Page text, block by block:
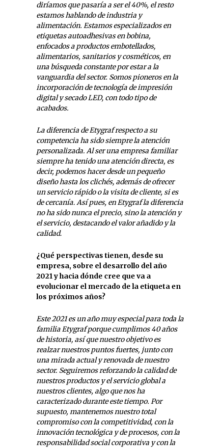
diríamos que pasaría a ser el 40%, el resto
estamos hablando de industria y
alimentación. Estamos especializados en
etiquetas autoadhesivas en bobina,
enfocados a productos embotellados,
alimentarios, sanitarios y cosméticos, en
una búsqueda constante por estar a la
vanguardia del sector. Somos pioneros en la
incorporación de tecnología de impresión
digital y secado LED, con todo tipo de
acabados.
La diferencia de Etygraf respecto a su
competencia ha sido siempre la atención
personalizada. Al ser una empresa familiar
siempre ha tenido una atención directa, es
decir, podemos hacer desde un pequeño
diseño hasta los clichés, además de ofrecer
un servicio rápido o la visita de cliente, si es
de cercanía. Así pues, en Etygraf la diferencia
no ha sido nunca el precio, sino la atención y
el servicio, destacando el valor añadido y la
calidad.
¿Qué perspectivas tienen, desde su
empresa, sobre el desarrollo del año
2021 y hacia dónde cree que va a
evolucionar el mercado de la etiqueta en
los próximos años?
Este 2021 es un año muy especial para toda la
familia Etygraf porque cumplimos 40 años
de historia, así que nuestro objetivo es
realzar nuestros puntos fuertes, junto con
una mirada actual y renovada de nuestro
sector. Seguiremos reforzando la calidad de
nuestros productos y el servicio global a
nuestros clientes, algo que nos ha
caracterizado durante este tiempo. Por
supuesto, mantenemos nuestro total
compromiso con la competitividad, con la
innovación tecnológica y de procesos, con la
responsabilidad social corporativa y con la